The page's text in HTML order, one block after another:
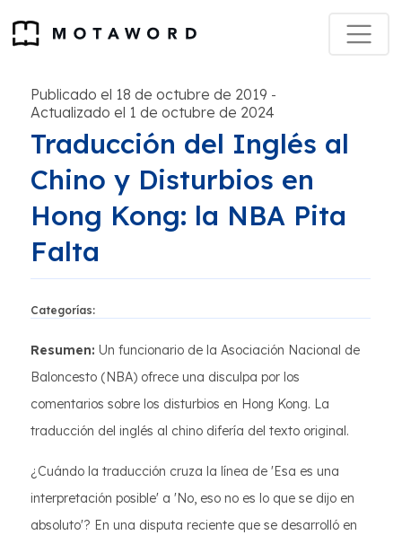
Publicado el 18 de octubre de 2019 -
Actualizado el 1 de octubre de 2024
Traducción del Inglés al
Chino y Disturbios en
Hong Kong: la NBA Pita
Falta
Categorías:
Resumen: Un funcionario de la Asociación Nacional de
Baloncesto (NBA) ofrece una disculpa por los
comentarios sobre los disturbios en Hong Kong. La
traducción del inglés al chino difería del texto original.
¿Cuándo la traducción cruza la línea de 'Esa es una
interpretación posible' a 'No, eso no es lo que se dijo en
absoluto'? En una disputa reciente que se desarrolló en